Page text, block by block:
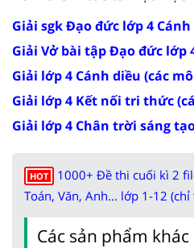
Giải sgk Đạo đức lớp 4
Giải Vở bài tập Đạo đức lớp
Giải lớp 4 Cánh diều (các
Giải lớp 4 Kết nối tri thức
Giải lớp 4 Chân trời sáng
HOT
1000+ Đề thi cuối kì 2
Toán, Văn, Anh... lớp 1-12
Các sản phẩm